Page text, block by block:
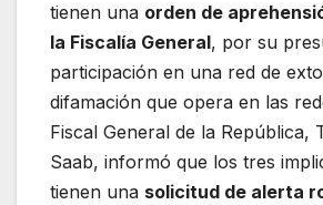
tienen una orden de
la Fiscalía General, por su
participación en una red de
difamación que opera en las
Fiscal General de la República,
Saab, informó que los tres
tienen una solicitud de alerta